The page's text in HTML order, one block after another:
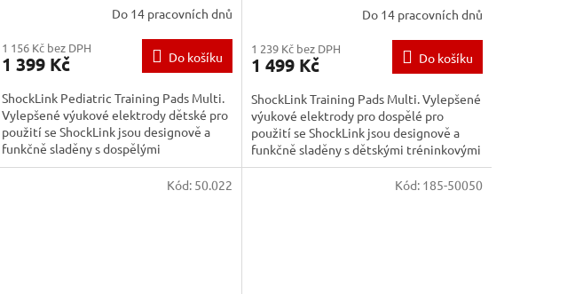
Do 14 pracovních dnů
1 156 Kč bez DPH
1 399 Kč Do košíku
ShockLink Pediatric Training Pads Multi.
Vylepšené výukové elektrody dětské pro
použití se ShockLink jsou designově a
funkčně sladěny s dospělými
tréninkovými elektrodami....
Do 14 pracovních dnů
1 239 Kč bez DPH
1 499 Kč Do košíku
ShockLink Training Pads Multi. Vylepšené
výukové elektrody pro dospělé pro
použití se ShockLink jsou designově a
funkčně sladěny s dětskými tréninkovými
elektrodami....
Kód: 50.022 Kód: 185-50050